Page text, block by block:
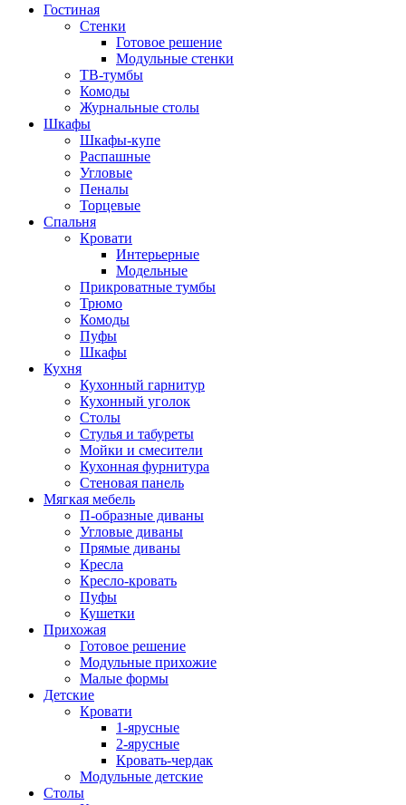
Гостиная
Стенки
Готовое решение
Модульные стенки
ТВ-тумбы
Комоды
Журнальные столы
Шкафы
Шкафы-купе
Распашные
Угловые
Пеналы
Торцевые
Спальня
Кровати
Интерьерные
Модельные
Прикроватные тумбы
Трюмо
Комоды
Пуфы
Шкафы
Кухня
Кухонный гарнитур
Кухонный уголок
Столы
Стулья и табуреты
Мойки и смесители
Кухонная фурнитура
Стеновая панель
Мягкая мебель
П-образные диваны
Угловые диваны
Прямые диваны
Кресла
Кресло-кровать
Пуфы
Кушетки
Прихожая
Готовое решение
Модульные прихожие
Малые формы
Детские
Кровати
1-ярусные
2-ярусные
Кровать-чердак
Модульные детские
Столы